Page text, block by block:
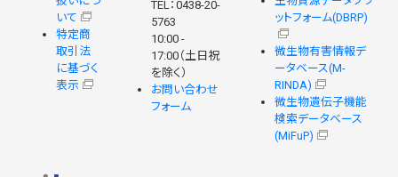
いて
特定商
取引法
に基づく
表示
TEL：0438-20-
5763
10:00 -
17:00（土日祝
を除く）
お問い合わせ
フォーム
ットフォーム(DBRP)
微生物有害情報デ
ータベース(M-
RINDA)
微生物遺伝子機能
検索データベース
(MiFuP)